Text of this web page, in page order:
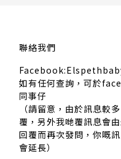
聯絡我們
如有任何查詢，可於
同事仔
（請留意，由於訊息較
覆，另外我哋覆訊息會
回覆而再次發問，你嘅
會延長）